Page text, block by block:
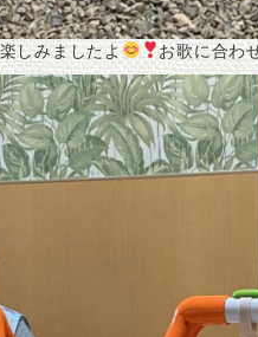
しみましたよ お歌に合わ